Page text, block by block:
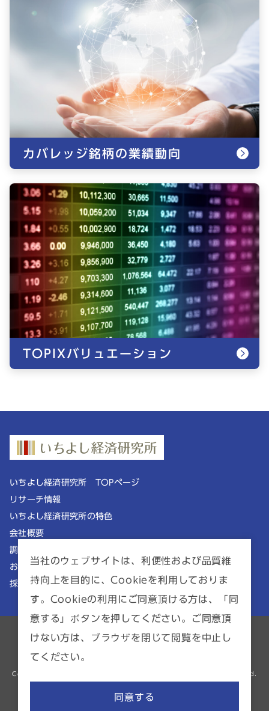
カバレッジ銘柄の業績動向
TOPIXバリュエーション
いちよし経済研究所 TOPページ
会社概要
調査理念
お知らせ
採用情報
いちよし経済研究所の特色
リサーチ情報
ポリシー一覧 サイトマップ
金融商品仲介業者 | 関東財務局長（金商）第2941号
Copyright © ICHIYOSHI RESEARCH INSTITUTE INC. All Rights Reserved.
当社のウェブサイトは、利便性および品質維
持向上を目的に、Cookieを利用しておりま
す。Cookieの利用にご同意頂ける方は、「同
意する」ボタンを押してください。ご同意頂
けない方は、ブラウザを閉じて閲覧を中止し
てください。
同意する